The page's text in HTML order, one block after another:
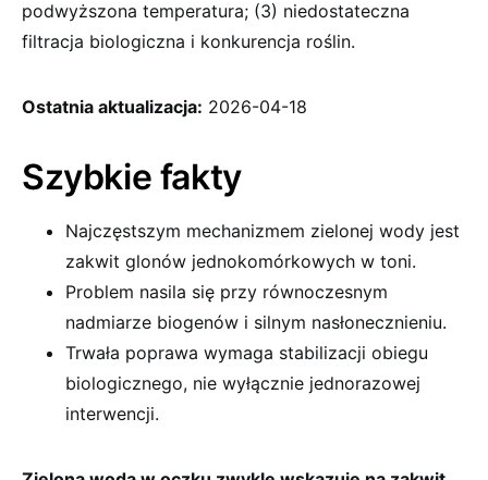
podwyższona temperatura; (3) niedostateczna
filtracja biologiczna i konkurencja roślin.
Ostatnia aktualizacja: 2026-04-18
Szybkie fakty
Najczęstszym mechanizmem zielonej wody jest
zakwit glonów jednokomórkowych w toni.
Problem nasila się przy równoczesnym
nadmiarze biogenów i silnym nasłonecznieniu.
Trwała poprawa wymaga stabilizacji obiegu
biologicznego, nie wyłącznie jednorazowej
interwencji.